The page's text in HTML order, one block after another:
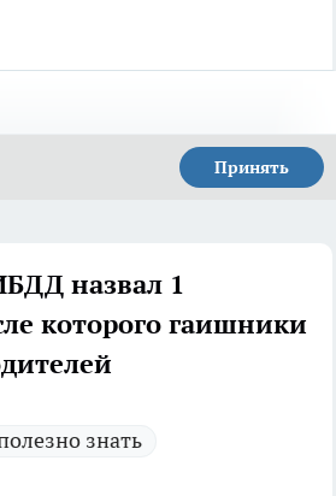
Принять
назвал 1
которого гаишники
знать